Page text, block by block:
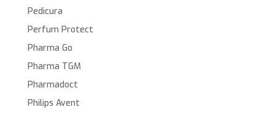
Pedicura
Perfum Protect
Pharma Go
Pharma TGM
Pharmadoct
Philips Avent